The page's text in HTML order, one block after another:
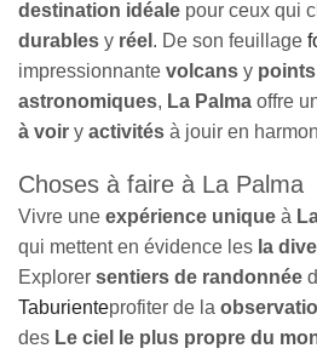
destination idéale pour ceux qui
durables y réel . De son feuillage
impressionnante volcans y
astronomiques, La Palma offre
à voir y activités à jouir en
Choses à faire à La Palma
Vivre une expérience unique à
qui mettent en évidence les la
Explorer sentiers de randonnée
Taburienteprofiter de la
des Le ciel le plus propre du